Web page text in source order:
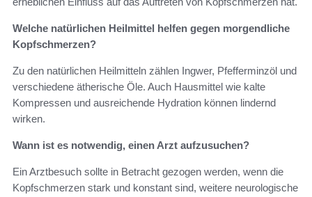
Welche natürlichen Heilmittel helfen gegen morgendliche
Kopfschmerzen?
Zu den natürlichen Heilmitteln zählen Ingwer, Pfefferminzöl und
verschiedene ätherische Öle. Auch Hausmittel wie kalte
Kompressen und ausreichende Hydration können lindernd
wirken.
Wann ist es notwendig, einen Arzt aufzusuchen?
Ein Arztbesuch sollte in Betracht gezogen werden, wenn die
Kopfschmerzen stark und konstant sind, weitere neurologische